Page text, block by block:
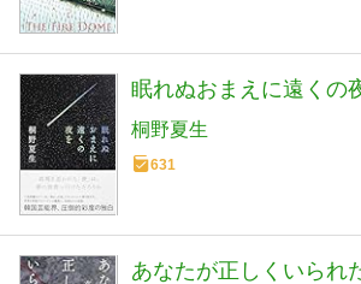
眠れぬおまえに遠くの
桐野夏生
631
あなたが正しくいられ